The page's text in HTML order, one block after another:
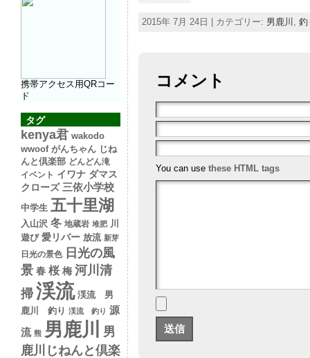
携帯アクセス用QRコー
ド
タグ
kenya君 wakodo
wwoof がんちゃん じね
んと倶楽部 どんどん滝
イベント イワナ ダマス
クローズ 三依小学校
中学生 五十里湖
入山沢 冬 地蔵岩 堆肥 川
遊び 愛リバー 放流 新芽
日光の景色
日光の風
景 春 桜 梅 河川清
掃渓流 渓流 男
鹿川 釣り 渓流 釣り 源
流 熊 男鹿川
男
鹿川じねんと倶楽
2015年 7月 24日 | カテゴリー: 男鹿川 釣
コメント
You can use these HTML tags